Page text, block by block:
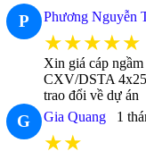
P Phương Nguyễn
★★★★★
Xin giá cáp
CXV/DSTA
trao đổi về dự án
G Gia Quang 1
★★